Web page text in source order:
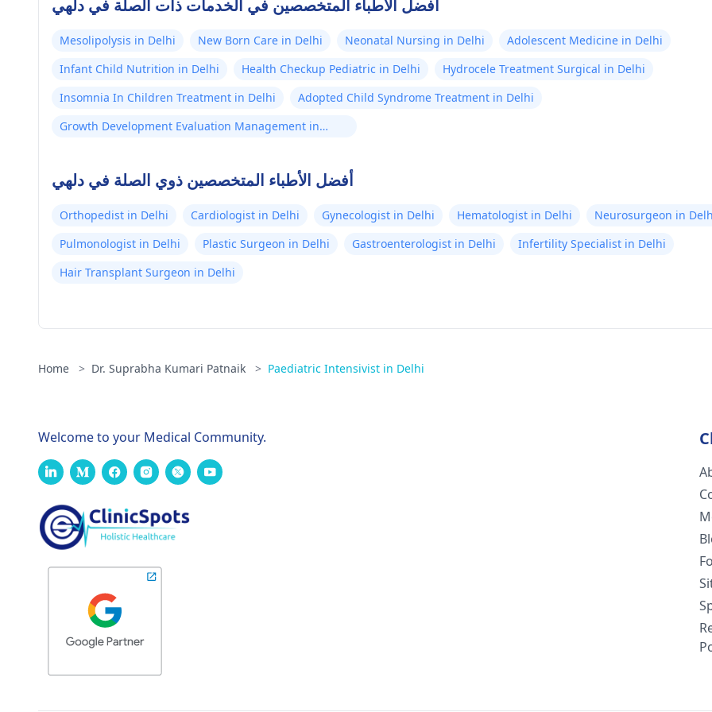
أفضل الأطباء المتخصصين في الخدمات ذات الصلة في دلهي
Mesolipolysis in Delhi New Born Care in Delhi Neonatal Nursing in Delhi
Adolescent Medicine in Delhi
Infant Child Nutrition in Delhi
Health Checkup Pediatric in Delhi
Hydrocele Treatment Surgical in Delhi
Insomnia In Children Treatment in Delhi
Adopted Child Syndrome Treatment in Delhi
Growth Development Evaluation Management in
أفضل الأطباء المتخصصين ذوي الصلة في دلهي
Orthopedist in Delhi Cardiologist in Delhi Gynecologist in Delhi Hematologist in Delhi
Neurosurgeon in
Pulmonologist in Delhi
Plastic Surgeon in Delhi Gastroenterologist in Delhi
Infertility Specialist in Delhi
Hair Transplant Surgeon in Delhi
Home > Dr. Suprabha Kumari Patnaik > Paediatric Intensivist in Delhi
Welcome to your Medical Community.